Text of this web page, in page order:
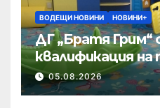
ВОДЕЩИ НОВИНИ НОВИНИ+
ДГ „Братя Грим“
квалификация на
05.08.2026